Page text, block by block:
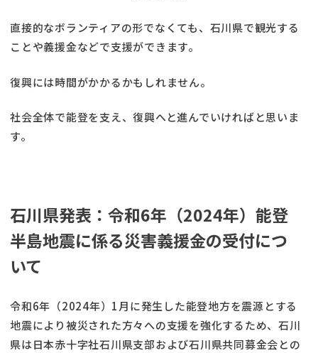
直接的なボランティアの形でなくても、石川県で観光する
ことや義援金などで支援ができます。
復興には時間がかかるかもしれません。
社会全体で能登を支え、復興へと進んでいければと思いま
す。
石川県発表：令和6年（2024年）能登
半島地震に係る災害義援金の受付につ
いて
令和6年（2024年）1月に発生した能登地方を震源とする
地震により被災された方々への支援を強化するため、石川
県は日本赤十字社石川県支部および石川県共同募金会との